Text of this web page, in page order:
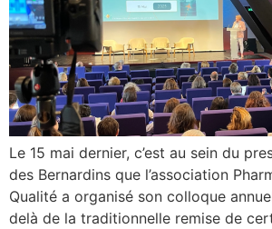
Le 15 mai dernier, c’est au sein du
des Bernardins que l’association
Qualité a organisé son colloque
delà de la traditionnelle remise de